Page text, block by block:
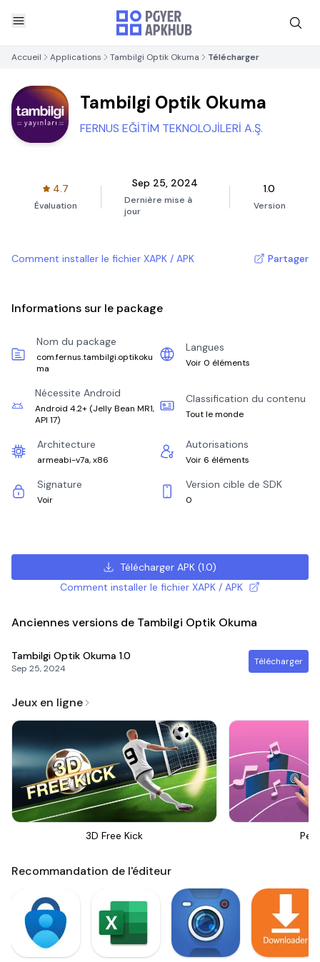
Accueil Applications Tambilgi Optik Okuma Télécharger
Tambilgi Optik Okuma
FERNUS EĞİTİM TEKNOLOJİLERİ A.Ş.
4.7
Évaluation
Sep 25, 2024
Dernière mise à
jour
1.0
Version
Comment installer le fichier XAPK / APK Partager
Informations sur le package
Nom du package
com.fernus.tambilgi.optikoku
ma
Langues
Voir 0 éléments
Nécessite Android
Android 4.2+ (Jelly Bean MR1,
API 17)
Classification du contenu
Tout le monde
Architecture
armeabi-v7a, x86
Autorisations
Voir 6 éléments
Signature
Voir
Version cible de SDK
0
Télécharger APK (1.0)
Comment installer le fichier XAPK / APK
Anciennes versions de Tambilgi Optik Okuma
Tambilgi Optik Okuma 1.0
Sep 25, 2024
Télécharger
Jeux en ligne
3D Free Kick
Recommandation de l'éditeur